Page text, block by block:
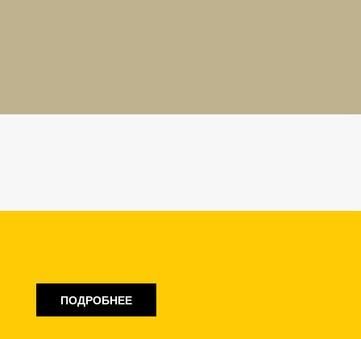
ПОДРОБНЕЕ